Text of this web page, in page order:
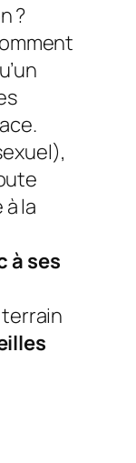
?
la
à ses
terrain